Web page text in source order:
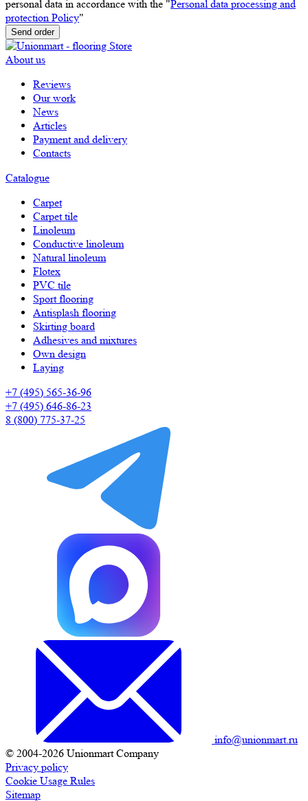
personal data in accordance with the "Personal data processing and
protection Policy"
Send order
About us
Reviews
Our work
News
Articles
Payment and delivery
Contacts
Catalogue
Carpet
Carpet tile
Linoleum
Сonductive linoleum
Natural linoleum
Flotex
PVC tile
Sport flooring
Antisplash flooring
Skirting board
Adhesives and mixtures
Own design
Laying
+7 (495) 565-36-96
+7 (495) 646-86-23
8 (800) 775-37-25
info@unionmart.ru
© 2004-2026 Unionmart Company
Privacy policy
Cookie Usage Rules
Sitemap